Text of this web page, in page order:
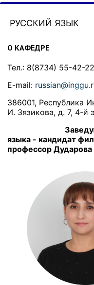
РУССКИЙ ЯЗЫК
О КАФЕДРЕ
Тел.: 8(8734) 55-42-22
E-mail:
386001, Республика
И. Зязикова, д. 7, 4-й
З
языка - кандидат
профессор